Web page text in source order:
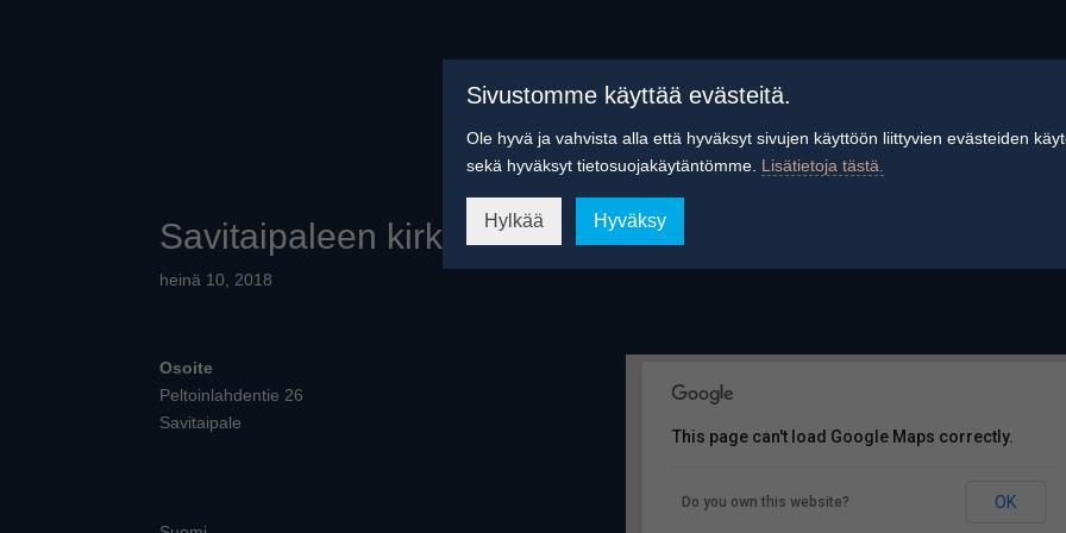
Savitaipaleen kirkko
heinä 10, 2018
This page can't load Google Maps correctly.
Do you own this website? OK
Osoite
Peltoinlahdentie 26
Savitaipale
Sivustomme käyttää evästeitä.
Ole hyvä ja vahvista alla että hyväksyt sivujen käyttöön liittyvien evästeiden
sekä hyväksyt tietosuojakäytäntömme. Lisätietoja tästä.
Hylkää Hyväksy